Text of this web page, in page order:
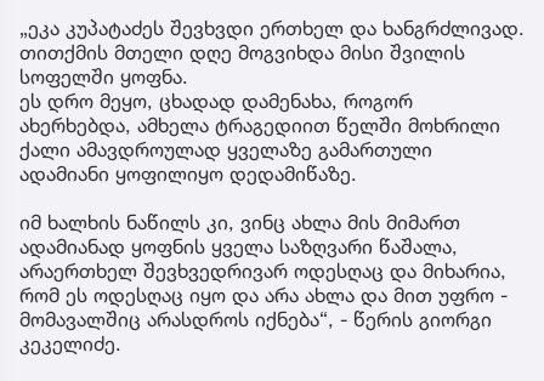
„ეკა კუპატაძეს შევხვდი ერთხელ და ხანგრძლივად.
თითქმის მთელი დღე მოგვიხდა მისი შვილის
სოფელში ყოფნა.
ეს დრო მეყო, ცხადად დამენახა, როგორ
ახერხებდა, ამხელა ტრაგედიით წელში მოხრილი
ქალი ამავდროულად ყველაზე გამართული
ადამიანი ყოფილიყო დედამიწაზე.
იმ ხალხის ნაწილს კი, ვინც ახლა მის მიმართ
ადამიანად ყოფნის ყველა საზღვარი წაშალა,
არაერთხელ შევხვედრივარ ოდესღაც და მიხარია,
რომ ეს ოდესღაც იყო და არა ახლა და მით უფრო -
მომავალშიც არასდროს იქნება“, - წერის გიორგი
კეკელიძე.